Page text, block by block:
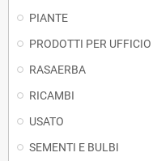
PIANTE
PRODOTTI PER UFFICIO
RASAERBA
RICAMBI
USATO
SEMENTI E BULBI